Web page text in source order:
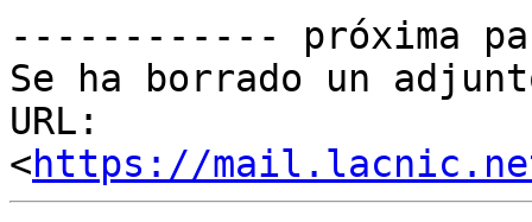
------------ próxima
Se ha borrado un
URL:
<https://mail.lacnic.net/